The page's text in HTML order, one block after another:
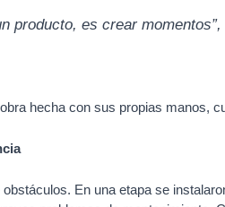
producto, es crear
hecha con sus propias manos,
En una etapa se